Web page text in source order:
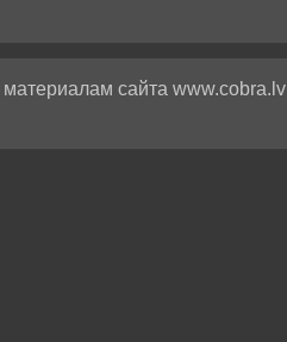
материалам сайта www.cobra.lv